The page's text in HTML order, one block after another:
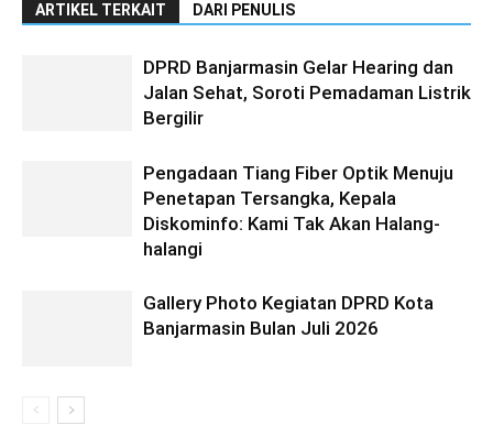
ARTIKEL TERKAIT DARI PENULIS
DPRD Banjarmasin Gelar Hearing dan
Jalan Sehat, Soroti Pemadaman Listrik
Bergilir
Pengadaan Tiang Fiber Optik Menuju
Penetapan Tersangka, Kepala
Diskominfo: Kami Tak Akan Halang-
halangi
Gallery Photo Kegiatan DPRD Kota
Banjarmasin Bulan Juli 2026